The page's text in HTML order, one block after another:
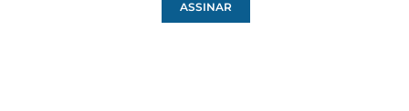
ASSINAR